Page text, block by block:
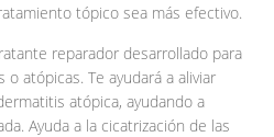
tópico sea más efectivo.
reparador desarrollado para
atópicas. Te ayudará a aliviar
atópica, ayudando a
Ayuda a la cicatrización de las